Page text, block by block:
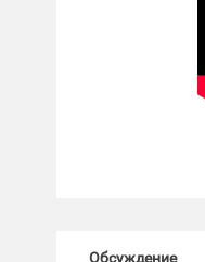
Обсуждение